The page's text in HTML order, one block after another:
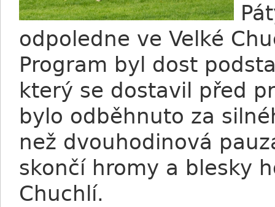
odpoledne ve Velké
Program byl dost
který se dostavil před
bylo odběhnuto za
než dvouhodinová
skončí hromy a blesky
Chuchlí.